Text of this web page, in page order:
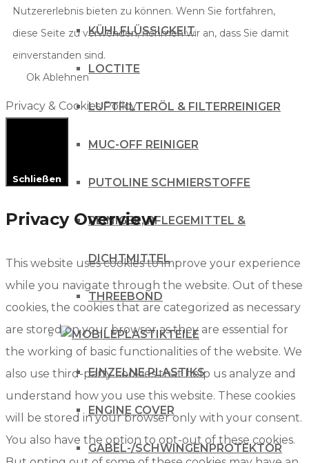
KÜHLFLÜSSIGKEIT
LOCTITE
LUFTFILTERÖL & FILTERREINIGER
MUC-OFF REINIGER
PUTOLINE SCHMIERSTOFFE
REINIGER, PFLEGEMITTEL &
DICHTMITTEL
THREEBOND
PLASTIKTEILE
EINZELNE PLASTIKS
ENGINE COVER
GABEL-/SCHWINGENPROTEKTOR
Nutzererlebnis bieten zu können. Wenn Sie fortfahren,
diese Seite zu verwenden, nehmen wir an, dass Sie damit
einverstanden sind.
Ok Ablehnen
Privacy & Cookies Policy
Schließen
Privacy Overview
This website uses cookies to improve your experience
while you navigate through the website. Out of these
cookies, the cookies that are categorized as necessary
are stored on your browser as they are essential for
the working of basic functionalities of the website. We
also use third-party cookies that help us analyze and
understand how you use this website. These cookies
will be stored in your browser only with your consent.
You also have the option to opt-out of these cookies.